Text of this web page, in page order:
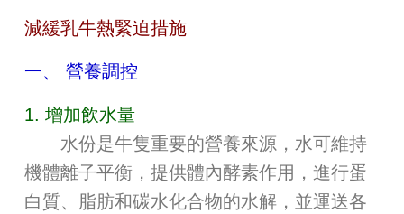
減緩乳牛熱緊迫措施
一、 營養調控
1. 增加飲水量
水份是牛隻重要的營養來源，水可維持
機體離子平衡，提供體內酵素作用，進行蛋
白質、脂肪和碳水化合物的水解，並運送各